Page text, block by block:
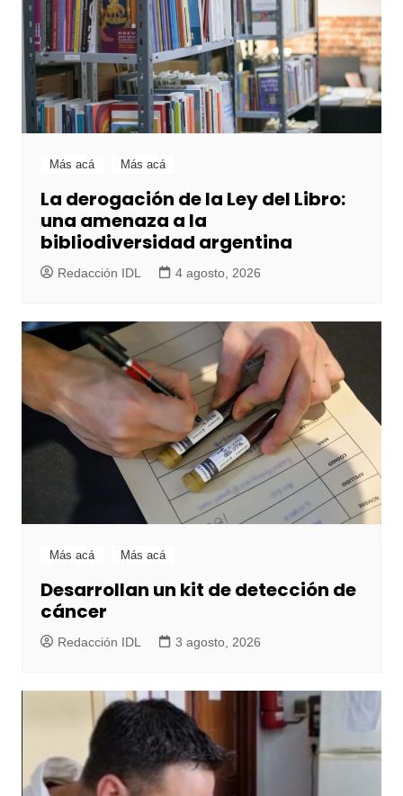
Más acá Más acá
La derogación de la Ley del Libro:
una amenaza a la
bibliodiversidad argentina
Redacción IDL 4 agosto, 2026
Más acá Más acá
Desarrollan un kit de detección de
cáncer
Redacción IDL 3 agosto, 2026